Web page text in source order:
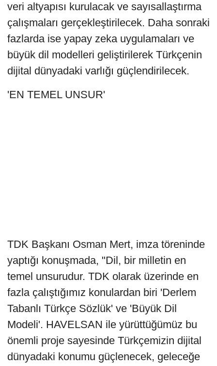
veri altyapısı kurulacak ve sayısallaştırma
çalışmaları gerçekleştirilecek. Daha sonraki
fazlarda ise yapay zeka uygulamaları ve
büyük dil modelleri geliştirilerek Türkçenin
dijital dünyadaki varlığı güçlendirilecek.
'EN TEMEL UNSUR'
TDK Başkanı Osman Mert, imza töreninde
yaptığı konuşmada, "Dil, bir milletin en
temel unsurudur. TDK olarak üzerinde en
fazla çalıştığımız konulardan biri 'Derlem
Tabanlı Türkçe Sözlük' ve 'Büyük Dil
Modeli'. HAVELSAN ile yürüttüğümüz bu
önemli proje sayesinde Türkçemizin dijital
dünyadaki konumu güçlenecek, geleceğe